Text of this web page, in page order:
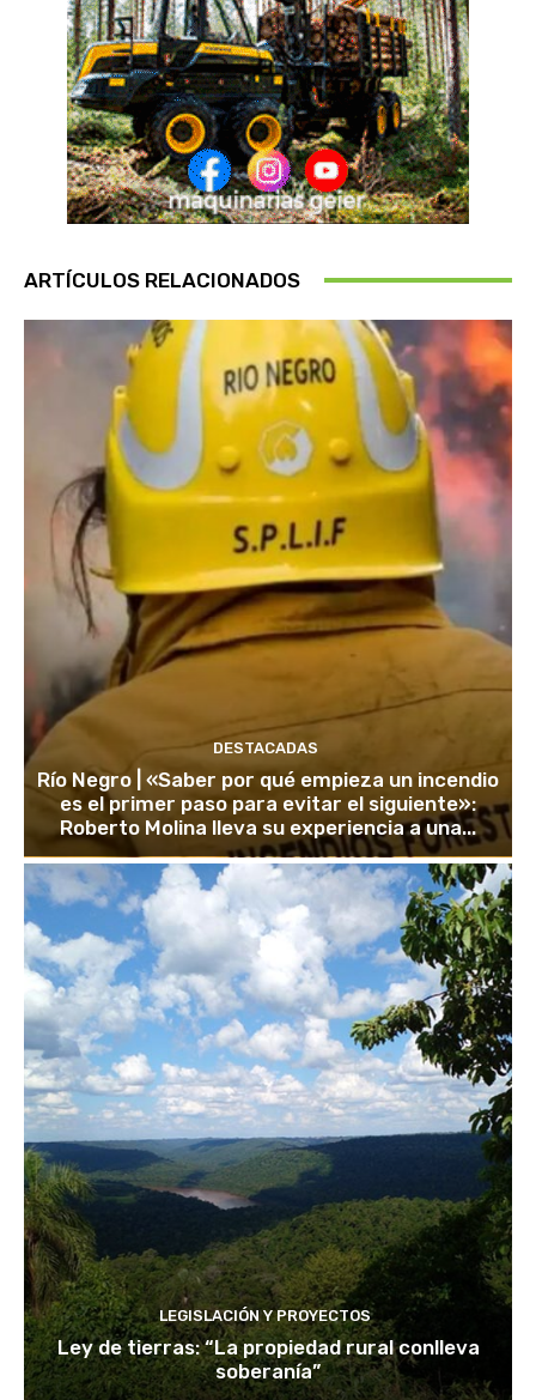
ARTÍCULOS RELACIONADOS
DESTACADAS
Río Negro | «Saber por qué empieza un incendio
es el primer paso para evitar el siguiente»:
Roberto Molina lleva su experiencia a una...
LEGISLACIÓN Y PROYECTOS
Ley de tierras: “La propiedad rural conlleva
soberanía”